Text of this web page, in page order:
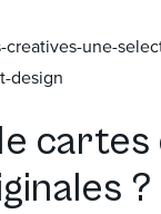
cartes
?